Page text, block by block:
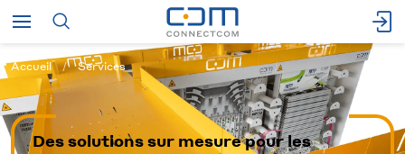
Accueil Services
Des solutions sur mesure pour les